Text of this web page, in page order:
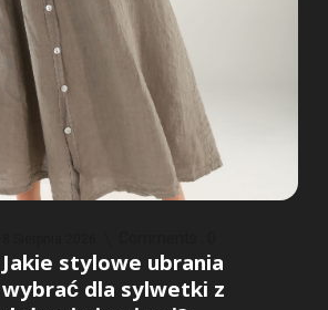
Jakie stylowe ubrania
wybrać dla sylwetki z